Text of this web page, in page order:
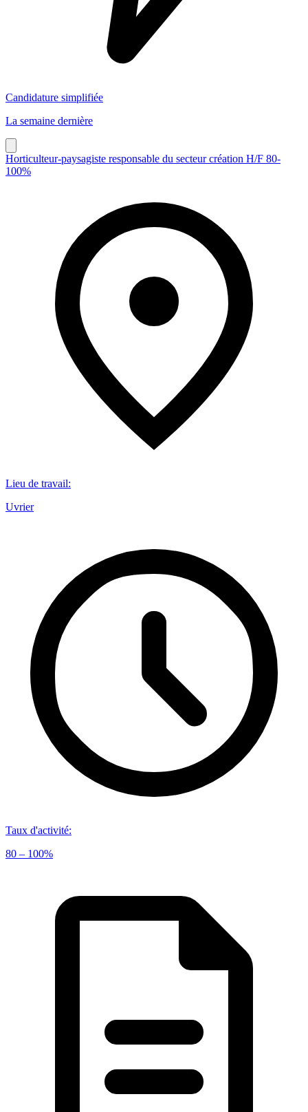
Candidature simplifiée
La semaine dernière
Horticulteur-paysagiste responsable du secteur création H/F 80-
100%
Lieu de travail:
Uvrier
Taux d'activité:
80 – 100%